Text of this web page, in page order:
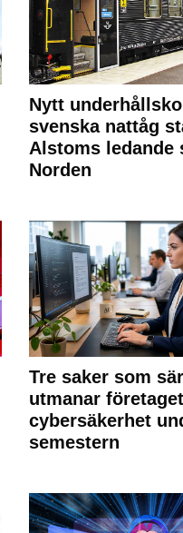
Nytt
svenska nattåg
Alstoms ledande
Norden
Tre saker som
utmanar
cybersäkerhet
semestern